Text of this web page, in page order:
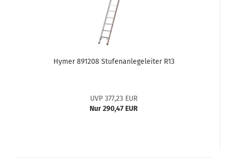
Hymer 891208 Stufenanlegeleiter R13
UVP 377,23 EUR
Nur 290,47 EUR